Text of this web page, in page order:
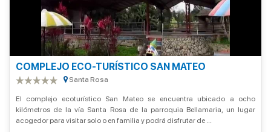
COMPLEJO ECO-TURÍSTICO SAN MATEO
Santa Rosa
El complejo ecoturístico San Mateo se encuentra ubicado a ocho
kilómetros de la vía Santa Rosa de la parroquia Bellamaria, un lugar
acogedor para visitar solo o en familia y podrá disfrutar de ...